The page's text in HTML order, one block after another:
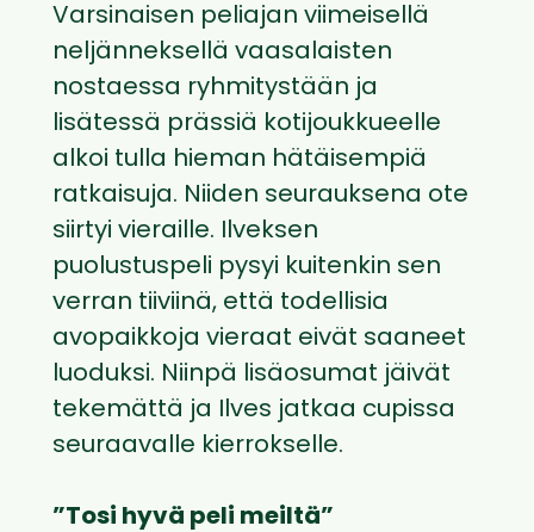
Varsinaisen peliajan viimeisellä
neljänneksellä vaasalaisten
nostaessa ryhmitystään ja
lisätessä prässiä kotijoukkueelle
alkoi tulla hieman hätäisempiä
ratkaisuja. Niiden seurauksena ote
siirtyi vieraille. Ilveksen
puolustuspeli pysyi kuitenkin sen
verran tiiviinä, että todellisia
avopaikkoja vieraat eivät saaneet
luoduksi. Niinpä lisäosumat jäivät
tekemättä ja Ilves jatkaa cupissa
seuraavalle kierrokselle.
”Tosi hyvä peli meiltä”